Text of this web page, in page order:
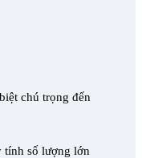
chú trọng đến
tính số lượng lớn